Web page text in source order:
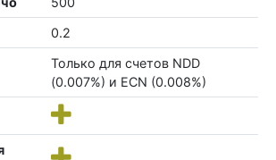
0.2
Только для счетов NDD
(0.007%) и ECN (0.008%)